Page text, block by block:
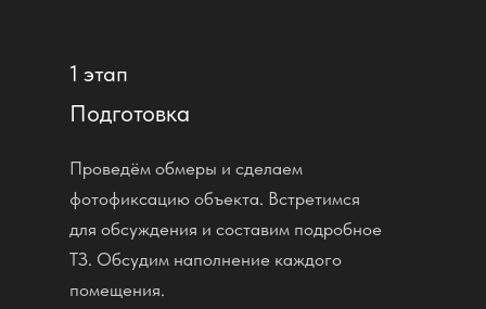
Подготовка
1 этап
Проведём обмеры и сделаем
фотофиксацию объекта. Встретимся
для обсуждения и составим подробное
ТЗ. Обсудим наполнение каждого
помещения.